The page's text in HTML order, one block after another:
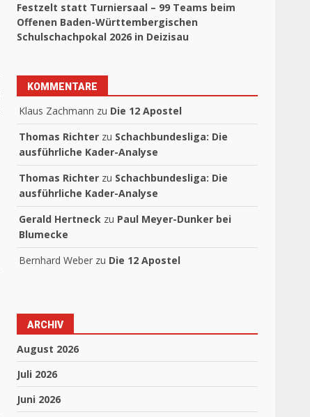
Festzelt statt Turniersaal – 99 Teams beim
Offenen Baden-Württembergischen
Schulschachpokal 2026 in Deizisau
KOMMENTARE
Klaus Zachmann zu Die 12 Apostel
Thomas Richter zu Schachbundesliga: Die
ausführliche Kader-Analyse
Thomas Richter zu Schachbundesliga: Die
ausführliche Kader-Analyse
Gerald Hertneck zu Paul Meyer-Dunker bei
Blumecke
Bernhard Weber zu Die 12 Apostel
ARCHIV
August 2026
Juli 2026
Juni 2026